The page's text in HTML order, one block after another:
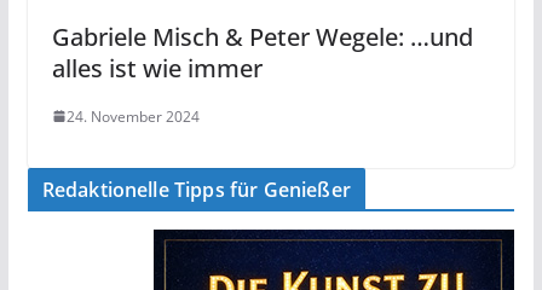
Gabriele Misch & Peter Wegele: …und
alles ist wie immer
24. November 2024
Redaktionelle Tipps für Genießer